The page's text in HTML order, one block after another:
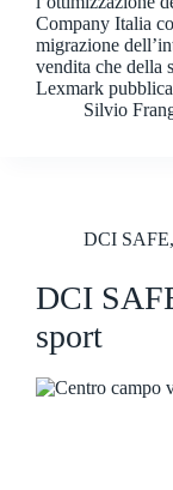
Company Italia
migrazione
vendita che della
Lexmark
Silvio
DCI SAFE,
DCI
sport